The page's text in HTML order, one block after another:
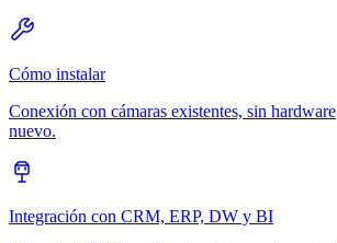
Cómo instalar
Conexión con cámaras existentes, sin hardware
nuevo.
Integración con CRM, ERP, DW y BI